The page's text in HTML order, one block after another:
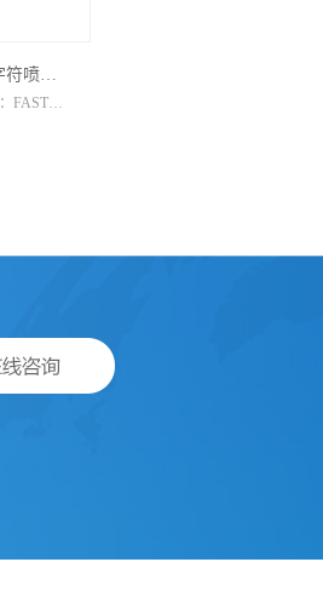
FASTJET A400-60Si小字符喷码机
产品品牌：华士捷产品型号：FASTJET A400-60Si喷嘴孔径：60微米喷印高度：1.2-15mm喷印行数：1-4行喷印点阵数：34点非接触喷印距离：2-15mm喷印速度：300m/min可选点...